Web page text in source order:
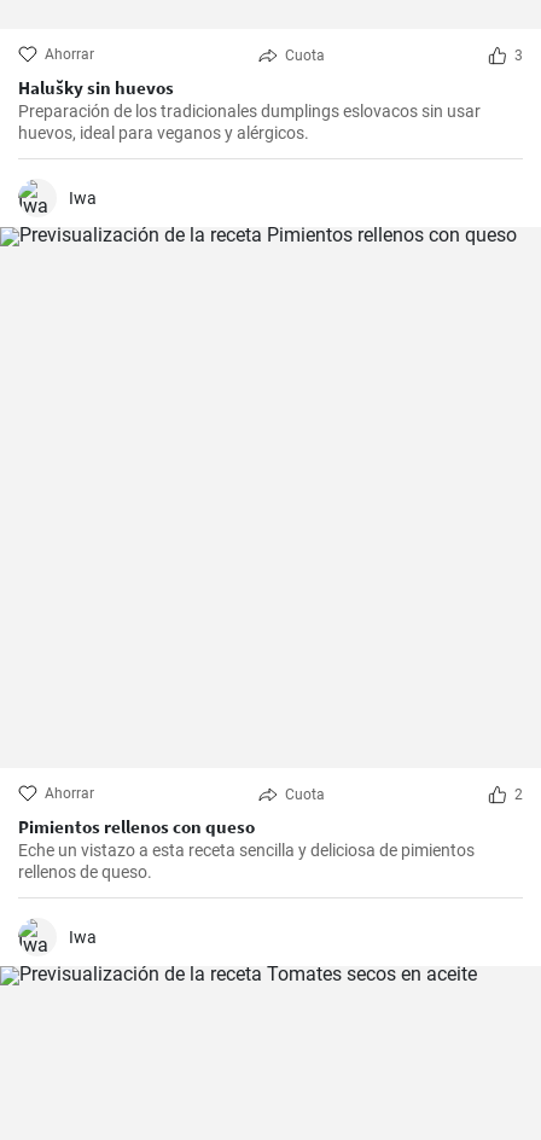
Ahorrar Cuota 3
Halušky sin huevos
Preparación de los tradicionales dumplings eslovacos sin usar
huevos, ideal para veganos y alérgicos.
Iwa
Ahorrar Cuota 2
Pimientos rellenos con queso
Eche un vistazo a esta receta sencilla y deliciosa de pimientos
rellenos de queso.
Iwa